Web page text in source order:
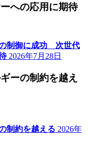
への応用に期待
制御に成功 次世代
2026年7月28日
ーの制約を越え
制約を越える 2026年